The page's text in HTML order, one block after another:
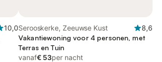
10,0Serooskerke, Zeeuwse Kust
8,6
Vakantiewoning voor 4 personen, met
Terras en Tuin
vanaf€ 53per nacht